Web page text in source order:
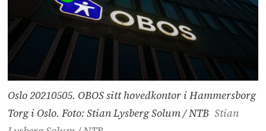
Oslo 20210505. OBOS sitt hovedkontor i Hammersborg
Torg i Oslo. Foto: Stian Lysberg Solum / NTB Stian